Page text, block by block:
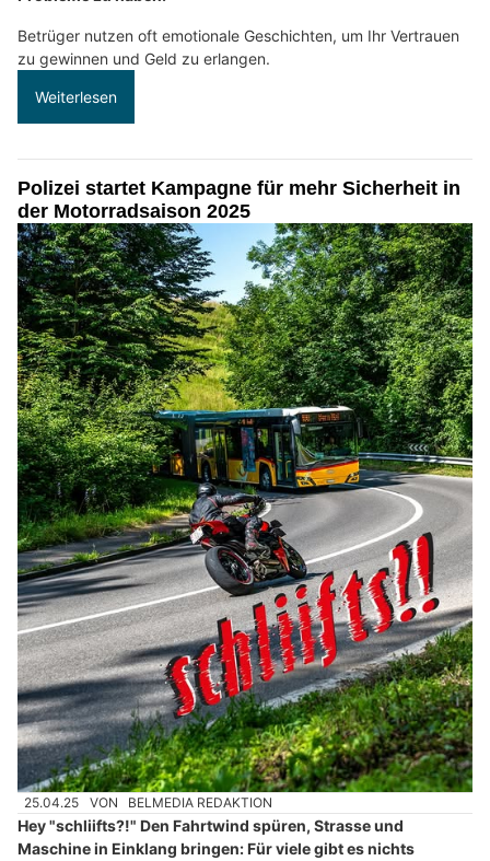
Betrüger nutzen oft emotionale Geschichten, um Ihr Vertrauen
zu gewinnen und Geld zu erlangen.
Weiterlesen
Polizei startet Kampagne für mehr Sicherheit in
der Motorradsaison 2025
25.04.25 VON BELMEDIA REDAKTION
Hey "schliifts?!" Den Fahrtwind spüren, Strasse und
Maschine in Einklang bringen: Für viele gibt es nichts